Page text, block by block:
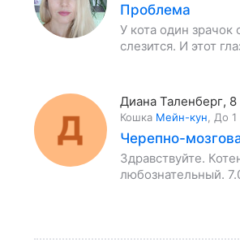
Проблема
У кота один
слезится. И этот
Диана Таленберг, 8
Кошка Мейн-кун До 1
Черепно-
Здравствуйте.
любознательный.